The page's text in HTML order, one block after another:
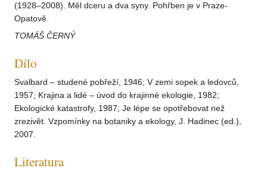
(1928–2008). Měl dceru a dva syny. Pohřben je v Praze-
Opatově.
TOMÁŠ ČERNÝ
Dílo
Svalbard – studené pobřeží, 1946; V zemi sopek a ledovců,
1957; Krajina a lidé – úvod do krajinné ekologie, 1982;
Ekologické katastrofy, 1987; Je lépe se opotřebovat než
zrezivět. Vzpomínky na botaniky a ekology, J. Hadinec (ed.),
2007.
Literatura